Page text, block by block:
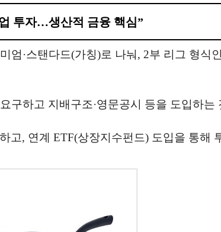
투자…생산적 금융 핵심”
·스탠다드(가칭)로 나눠, 2부 리그 형식
구하고 지배구조·영문공시 등을 도입하는
, 연계 ETF(상장지수펀드) 도입을 통해